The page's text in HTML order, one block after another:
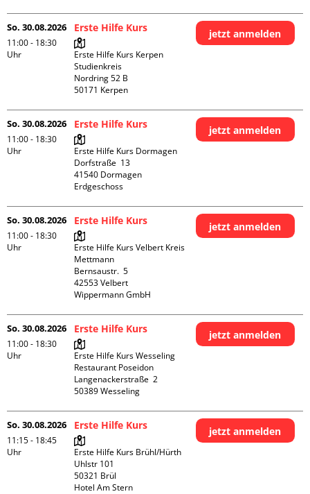
So. 30.08.2026
11:00 - 18:30
Uhr
Erste Hilfe Kurs
Erste Hilfe Kurs Kerpen
Studienkreis
Nordring 52 B
jetzt anmelden
So. 30.08.2026
11:00 - 18:30
Uhr
Erste Hilfe Kurs
Erste Hilfe Kurs Dormagen
Dorfstraße  13
41540 Dormagen
Erdgeschoss
jetzt anmelden
So. 30.08.2026
11:00 - 18:30
Uhr
Erste Hilfe Kurs
Erste Hilfe Kurs Velbert Kreis
Mettmann
Bernsaustr.  5
42553 Velbert
Wippermann GmbH
jetzt anmelden
So. 30.08.2026
11:00 - 18:30
Uhr
Erste Hilfe Kurs
Erste Hilfe Kurs Wesseling
Restaurant Poseidon
Langenackerstraße  2
jetzt anmelden
So. 30.08.2026
11:15 - 18:45
Uhr
Erste Hilfe Kurs
Erste Hilfe Kurs Brühl/Hürth
Uhlstr 101
50321 Brül
Hotel Am Stern
jetzt anmelden